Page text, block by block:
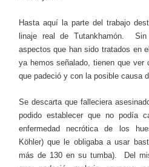
Hasta aquí la parte del trabajo
linaje real de Tutankhamón.
aspectos que han sido tratados en
ya hemos señalado, tienen que ver
que padeció y con la posible causa
Se descarta que falleciera
podido establecer que no podía
enfermedad necrótica de los
Köhler) que le obligaba a usar
más de 130 en su tumba). Del